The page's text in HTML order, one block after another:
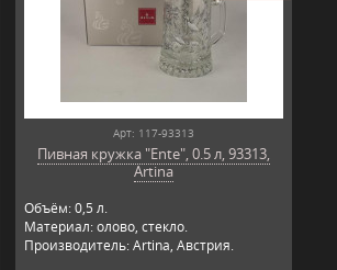
Арт: 117-93313
Пивная кружка "Ente", 0.5 л, 93313,
Artina
Объём: 0,5 л.
Материал: олово, стекло.
Производитель: Artina, Австрия.